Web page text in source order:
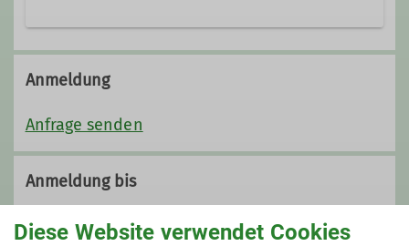
Anmeldung
Anfrage senden
Anmeldung bis
14.12.2025
Diese Website verwendet Cookies